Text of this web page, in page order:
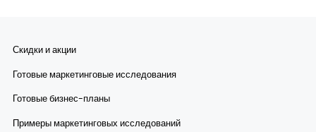
Скидки и акции
Готовые маркетинговые исследования
Готовые бизнес-планы
Примеры маркетинговых исследований